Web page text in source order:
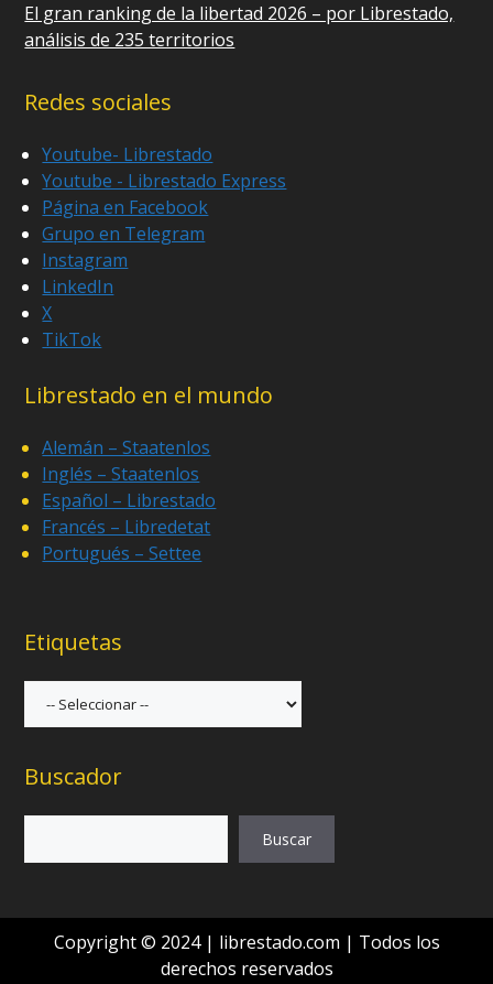
El gran ranking de la libertad 2026 – por Librestado,
análisis de 235 territorios
Redes sociales
Youtube- Librestado
Youtube - Librestado Express
Página en Facebook
Grupo en Telegram
Instagram
LinkedIn
X
TikTok
Librestado en el mundo
Alemán – Staatenlos
Inglés – Staatenlos
Español – Librestado
Francés – Libredetat
Portugués – Settee
Etiquetas
Buscador
Buscar
Copyright © 2024 | librestado.com | Todos los
derechos reservados